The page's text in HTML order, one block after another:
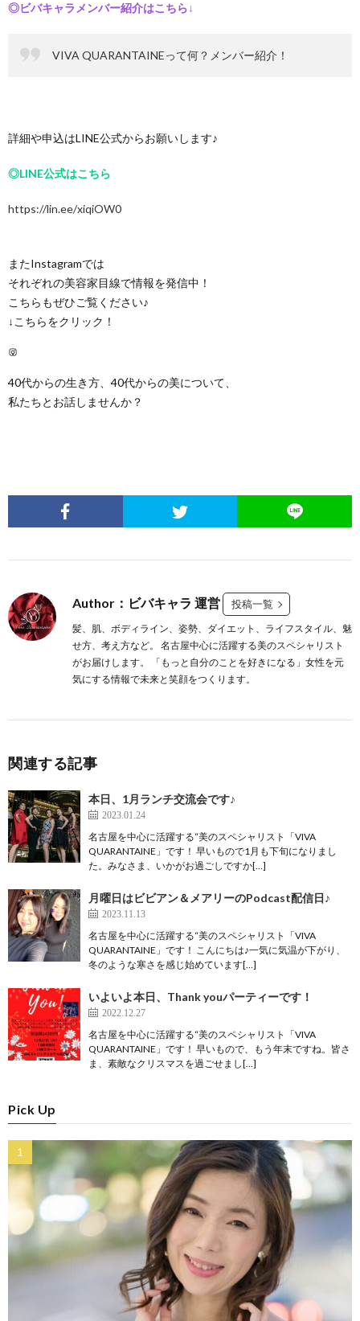
◎ビバキャラメンバー紹介はこちら↓
VIVA QUARANTAINEって何？メンバー紹介！
詳細や申込はLINE公式からお願いします♪
◎LINE公式はこちら
https://lin.ee/xiqiOW0
またInstagramでは
それぞれの美容家目線で情報を発信中！
こちらもぜひご覧ください♪
↓こちらをクリック！
Instagram
40代からの生き方、40代からの美について、
私たちとお話しませんか？
Author：ビバキャラ 運営 投稿一覧
髪、肌、ボディライン、姿勢、ダイエット、ライフスタイル、魅
せ方、考え方など。 名古屋中心に活躍する美のスペシャリスト
がお届けします。 「もっと自分のことを好きになる」女性を元
気にする情報で未来と笑顔をつくります。
関連する記事
本日、1月ランチ交流会です♪
2023.01.24
名古屋を中心に活躍する“美のスペシャリスト「VIVA
QUARANTAINE」です！ 早いもので1月も下旬になりまし
た。みなさま、いかがお過ごしですか[…]
月曜日はビビアン＆メアリーのPodcast配信日♪
2023.11.13
名古屋を中心に活躍する“美のスペシャリスト「VIVA
QUARANTAINE」です！ こんにちは♪一気に気温が下がり、
冬のような寒さを感じ始めています[…]
いよいよ本日、Thank youパーティーです！
2022.12.27
名古屋を中心に活躍する“美のスペシャリスト「VIVA
QUARANTAINE」です！ 早いもので、もう年末ですね。皆さ
ま、素敵なクリスマスを過ごせまし[…]
Pick Up